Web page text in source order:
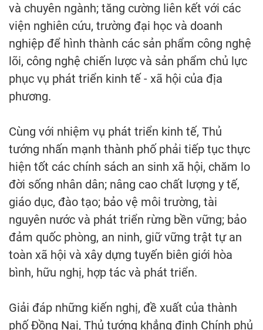
và chuyên ngành; tăng cường liên kết với các
viện nghiên cứu, trường đại học và doanh
nghiệp để hình thành các sản phẩm công nghệ
lõi, công nghệ chiến lược và sản phẩm chủ lực
phục vụ phát triển kinh tế - xã hội của địa
phương.
Cùng với nhiệm vụ phát triển kinh tế, Thủ
tướng nhấn mạnh thành phố phải tiếp tục thực
hiện tốt các chính sách an sinh xã hội, chăm lo
đời sống nhân dân; nâng cao chất lượng y tế,
giáo dục, đào tạo; bảo vệ môi trường, tài
nguyên nước và phát triển rừng bền vững; bảo
đảm quốc phòng, an ninh, giữ vững trật tự an
toàn xã hội và xây dựng tuyến biên giới hòa
bình, hữu nghị, hợp tác và phát triển.
Giải đáp những kiến nghị, đề xuất của thành
phố Đồng Nai, Thủ tướng khẳng định Chính phủ